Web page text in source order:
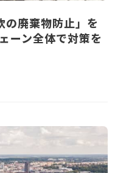
廃棄物防止」を
ーン全体で対策を